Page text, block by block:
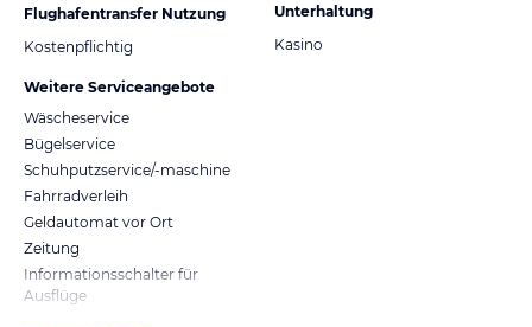
Flughafentransfer Nutzung
Kostenpflichtig
Weitere Serviceangebote
Wäscheservice
Bügelservice
Schuhputzservice/-maschine
Fahrradverleih
Geldautomat vor Ort
Zeitung
Informationsschalter für
Ausflüge
Unterhaltung
Kasino